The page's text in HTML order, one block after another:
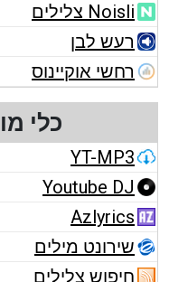
Noisli צלילים
רעש לבן
רחשי אוקיינוס
כלי
YT-MP3
Youtube DJ
Azlyrics
שירונט מילים
חיפוש צלילים